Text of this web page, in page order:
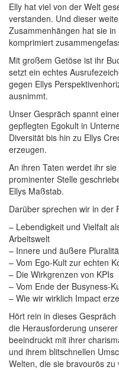
Elly hat viel von der Welt
verstanden. Und dieser
Zusammenhängen hat sie in
komprimiert
Mit großem Getöse ist ihr
setzt ein echtes
gegen Ellys
ausnimmt.
Unser Gespräch spannt
gepflegten Egokult in
Diversität bis hin zu Ellys
erzeugen.
An ihren Taten werdet ihr
prominenter Stelle
Ellys Maßstab.
Darüber sprechen wir in der
– Lebendigkeit und Vielfalt
Arbeitswelt
– Innere und äußere
– Vom Ego-Kult zur echten
– Die Wirkgrenzen von KPIs
– Vom Ende der Busyness-
– Wie wir wirklich Impact
Hört rein in dieses
die Herausforderung
beeindruckt mit ihrer
und ihrem blitschnellen
Welten, die sie bravourös zu